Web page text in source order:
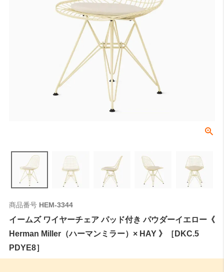
商品番号 HEM-3344
イームズ ワイヤーチェア パッド付き パウダーイエロー《
Herman Miller（ハーマンミラー）× HAY 》［DKC.5
PDYE8］